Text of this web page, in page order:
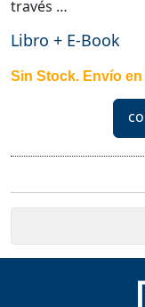
Libro + E-Book
Sin Stock. Envío en
través …